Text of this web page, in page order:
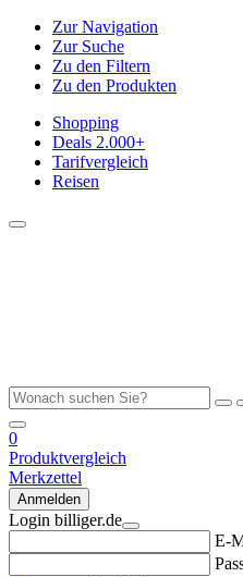
Zur Navigation
Zur Suche
Zu den Filtern
Zu den Produkten
Shopping
Deals 2.000+
Tarifvergleich
Reisen
0
Produktvergleich
Merkzettel
Anmelden
Login billiger.de
E-